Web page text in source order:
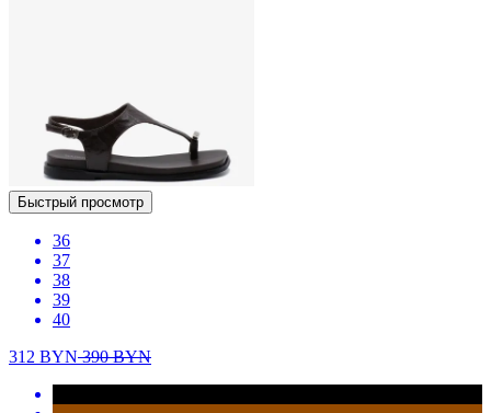
Быстрый просмотр
36
37
38
39
40
312 BYN390BYN